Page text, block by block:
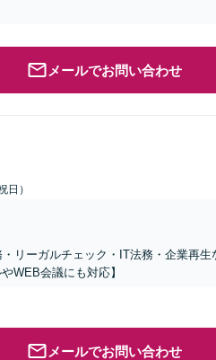
メールでお問い合わせ
日）
リーガルチェック・IT法務・企業再生
WEB会議にも対応】
メールでお問い合わせ